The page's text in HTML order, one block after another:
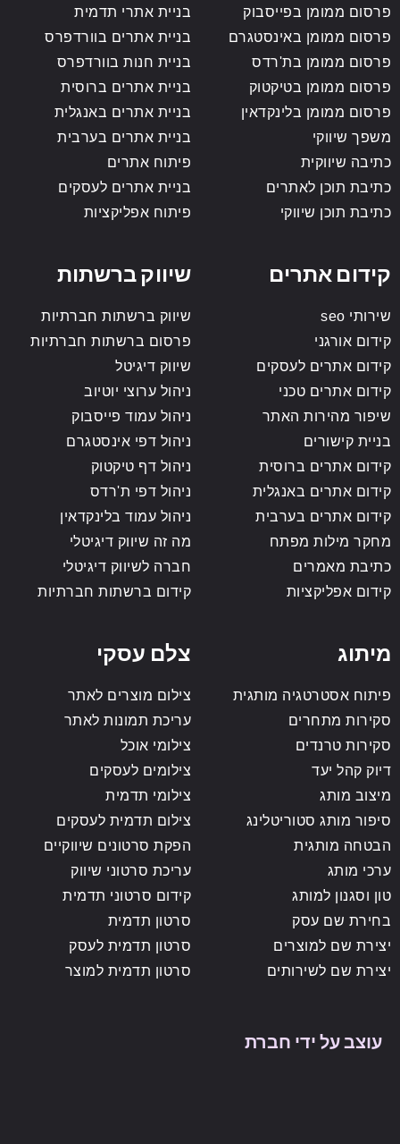
פרסום ממומן בפייסבוק
פרסום ממומן באינסטגרם
פרסום ממומן בת'רדס
פרסום ממומן בטיקטוק
פרסום ממומן בלינקדאין
משפך שיווקי
כתיבה שיווקית
כתיבת תוכן לאתרים
כתיבת תוכן שיווקי
בניית אתרי תדמית
בניית אתרים בוורדפרס
בניית חנות בוורדפרס
בניית אתרים ברוסית
בניית אתרים באנגלית
בניית אתרים בערבית
פיתוח אתרים
בניית אתרים לעסקים
פיתוח אפליקציות
קידום אתרים
שירותי seo
קידום אורגני
קידום אתרים לעסקים
קידום אתרים טכני
שיפור מהירות האתר
בניית קישורים
קידום אתרים ברוסית
קידום אתרים באנגלית
קידום אתרים בערבית
מחקר מילות מפתח
כתיבת מאמרים
קידום אפליקציות
שיווק ברשתות
שיווק ברשתות חברתיות
פרסום ברשתות חברתיות
שיווק דיגיטל
ניהול ערוצי יוטיוב
ניהול עמוד פייסבוק
ניהול דפי אינסטגרם
ניהול דף טיקטוק
ניהול דפי ת'רדס
ניהול עמוד בלינקדאין
מה זה שיווק דיגיטלי
חברה לשיווק דיגיטלי
קידום ברשתות חברתיות
מיתוג
פיתוח אסטרטגיה מותגית
סקירות מתחרים
סקירות טרנדים
דיוק קהל יעד
מיצוב מותג
סיפור מותג סטוריטלינג
הבטחה מותגית
ערכי מותג
טון וסגנון למותג
בחירת שם עסק
יצירת שם למוצרים
יצירת שם לשירותים
צלם עסקי
צילום מוצרים לאתר
עריכת תמונות לאתר
צילומי אוכל
צילומים לעסקים
צילומי תדמית
צילום תדמית לעסקים
הפקת סרטונים שיווקיים
עריכת סרטוני שיווק
קידום סרטוני תדמית
סרטון תדמית
סרטון תדמית לעסק
סרטון תדמית למוצר
עוצב על ידי חברת